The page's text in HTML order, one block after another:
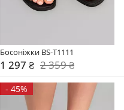
Босоніжки BS-T1111
1 297 ₴ 2 359 ₴
- 45%